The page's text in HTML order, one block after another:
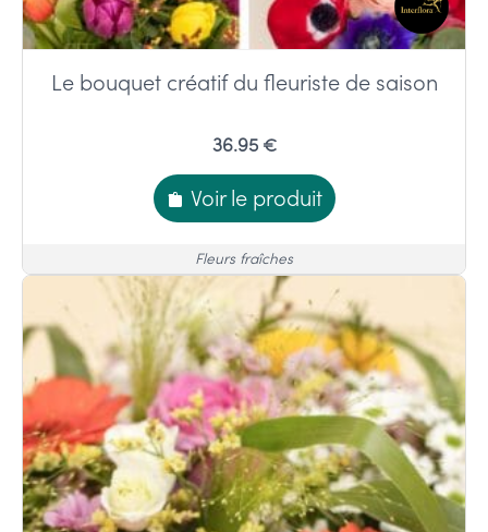
Le bouquet créatif du fleuriste de saison
36.95 €
Voir le produit
Fleurs fraîches